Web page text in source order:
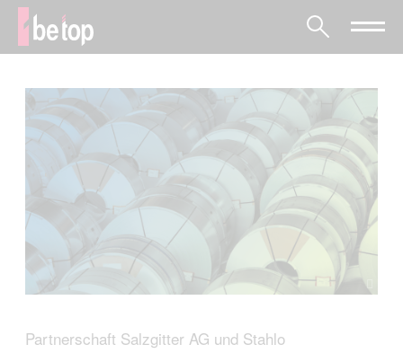
Partnerschaft Salzgitter AG und Stahlo